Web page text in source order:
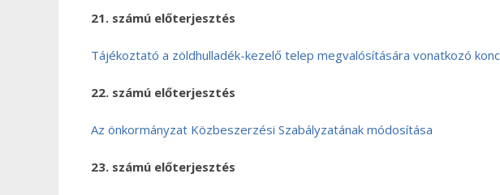
21. számú előterjesztés
Tájékoztató a zöldhulladék-kezelő telep megvalósítására vonatkozó
22. számú előterjesztés
Az önkormányzat Közbeszerzési Szabályzatának módosítása
23. számú előterjesztés